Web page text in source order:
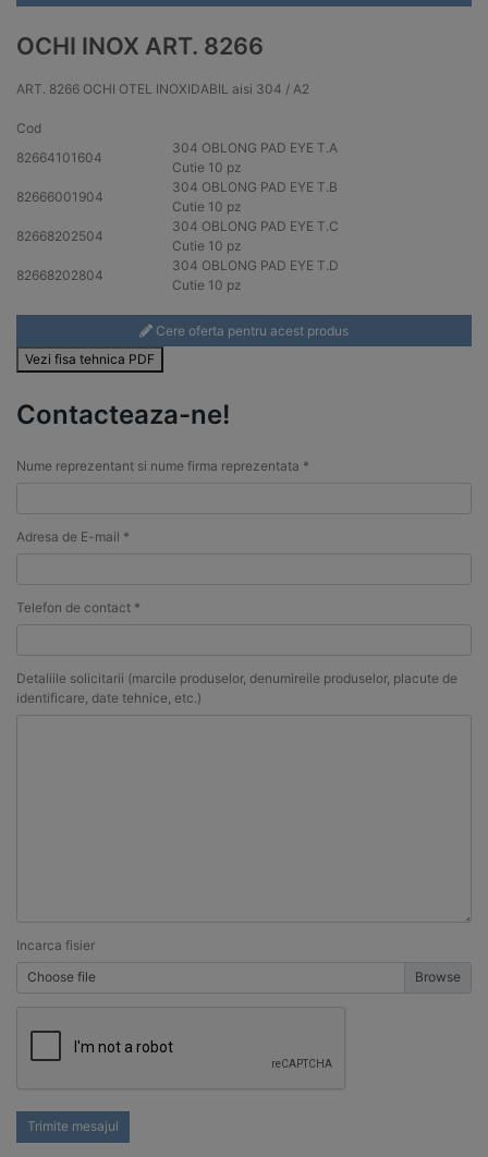
OCHI INOX ART. 8266
ART. 8266 OCHI OTEL INOXIDABIL aisi 304 / A2
Cod
82664101604
304 OBLONG PAD EYE T.A
Cutie 10 pz
82666001904
304 OBLONG PAD EYE T.B
Cutie 10 pz
82668202504
304 OBLONG PAD EYE T.C
Cutie 10 pz
82668202804
304 OBLONG PAD EYE T.D
Cutie 10 pz
Cere oferta pentru acest produs
Vezi fisa tehnica PDF
Contacteaza-ne!
Nume reprezentant si nume firma reprezentata *
Adresa de E-mail *
Telefon de contact *
Detaliile solicitarii (marcile produselor, denumireile produselor, placute de
identificare, date tehnice, etc.)
Incarca fisier
Choose file
Trimite mesajul